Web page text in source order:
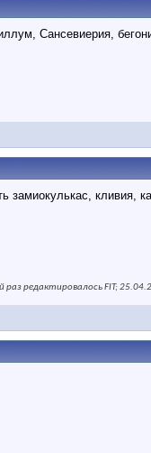
Сансевиерия,
замиокулькас, кливия,
раз редактировалось FIT;